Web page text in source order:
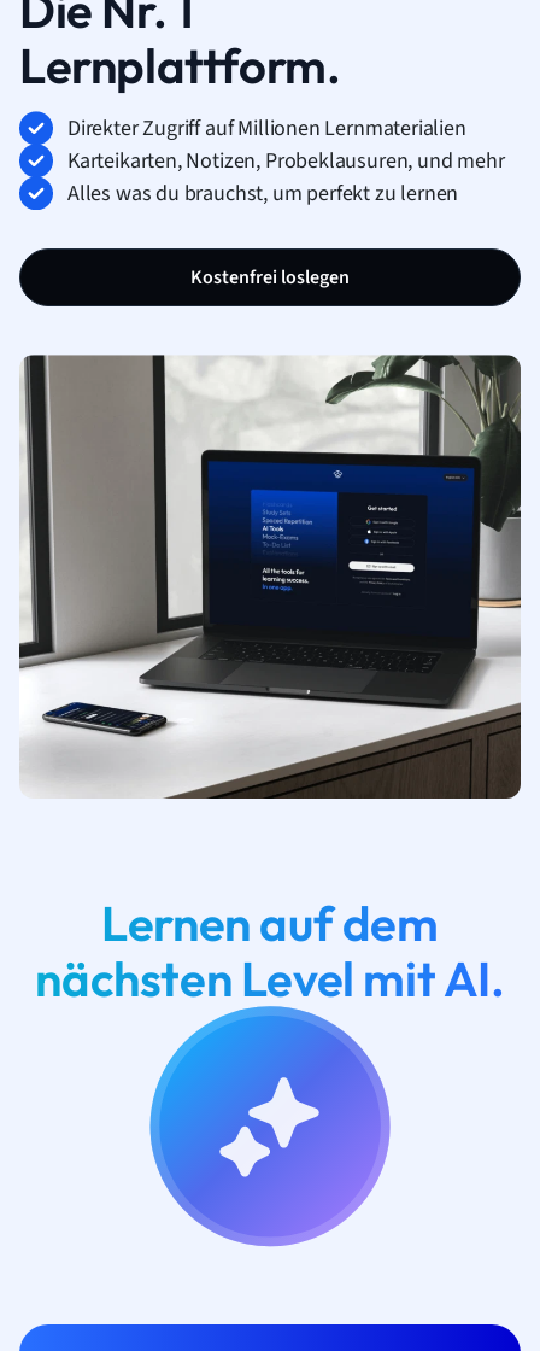
Lernplattform.
Direkter Zugriff auf Millionen Lernmaterialien
Karteikarten, Notizen, Probeklausuren, und mehr
Alles was du brauchst, um perfekt zu lernen
Kostenfrei loslegen
Lernen auf dem
nächsten Level mit AI.